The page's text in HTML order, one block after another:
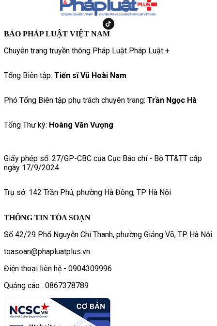
BÁO PHÁP LUẬT VIỆT NAM
Chuyên trang truyền thông Pháp Luật Pháp Luật +
Tổng Biên tập: Tiến sĩ Vũ Hoài Nam
Phó Tổng Biên tập phụ trách chuyên trang: Trần Ngọc Hà
Tổng Thư ký: Hoàng Văn Vượng
Giấy phép số: 27/GP-CBC của Cục Báo chí - Bộ TT&TT cấp
ngày 17/9/2024
Trụ sở: 142 Trần Phú, phường Hà Đông, TP Hà Nội
THÔNG TIN TÒA SOẠN
Số 42/29 Phố Nguyễn Chí Thanh, phường Giảng Võ, TP. Hà Nội
toasoan@phapluatplus.vn
Điện thoại liên hệ - 0904309996
Quảng cáo : 0867378789